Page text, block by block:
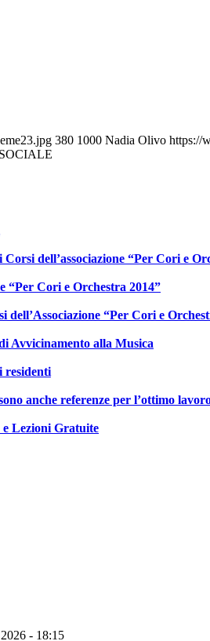
380 1000 Nadia Olivo https://
dell’associazione “Per Cori e
“Per Cori e Orchestra 2014”
dell’Associazione “Per Cori e
Avvicinamento alla Musica
residenti
anche referenze per l’ottimo
Lezioni Gratuite
- 18:15